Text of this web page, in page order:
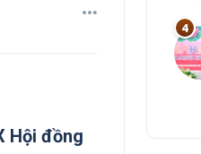
Hội đồng